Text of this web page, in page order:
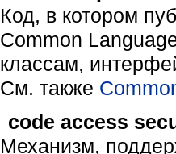
Код, в котором
Common
классам,
Cм. также
code access
Механизм,